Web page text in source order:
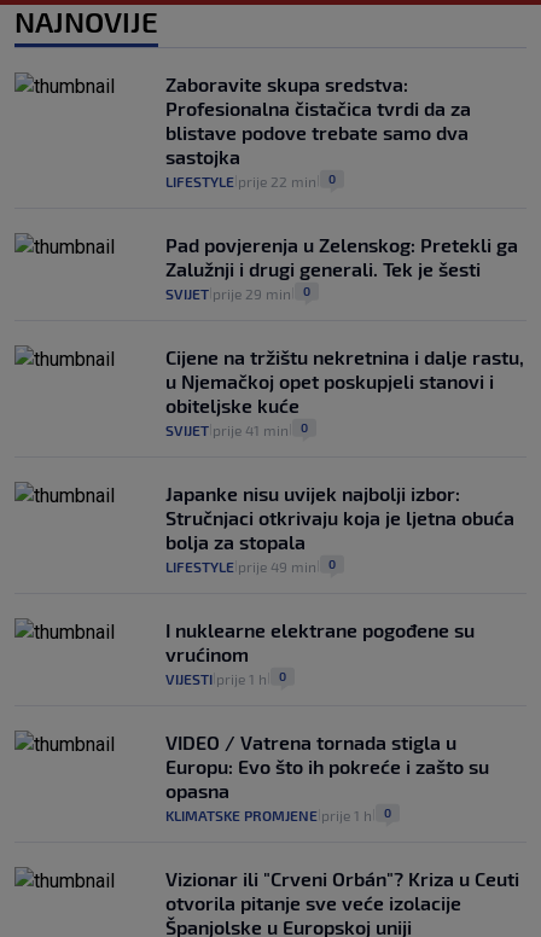
1
Plenković na 15 dana ukine mjere: "Ne bi
se dogodilo ništa. Vlada se zaljubila u te
intervencije"
30. srp. 25
NAJNOVIJE
Zaboravite skupa sredstva:
Profesionalna čistačica tvrdi da za
blistave podove trebate samo dva
sastojka
LIFESTYLE prije 22 min 0
Pad povjerenja u Zelenskog: Pretekli ga
Zalužnji i drugi generali. Tek je šesti
SVIJET prije 29 min 0
Cijene na tržištu nekretnina i dalje rastu,
u Njemačkoj opet poskupjeli stanovi i
obiteljske kuće
SVIJET prije 41 min 0
Japanke nisu uvijek najbolji izbor:
Stručnjaci otkrivaju koja je ljetna obuća
bolja za stopala
LIFESTYLE prije 49 min 0
I nuklearne elektrane pogođene su
vrućinom
VIJESTI prije 1 h 0
VIDEO / Vatrena tornada stigla u
Europu: Evo što ih pokreće i zašto su
opasna
KLIMATSKE PROMJENE prije 1 h 0
Vizionar ili "Crveni Orbán"? Kriza u Ceuti
otvorila pitanje sve veće izolacije
Španjolske u Europskoj uniji